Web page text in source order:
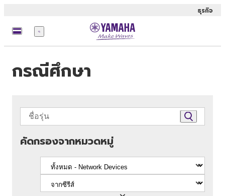
ธุรกิจ
เมนู
กรณีศึกษา
คัดกรองจากหมวดหมู่